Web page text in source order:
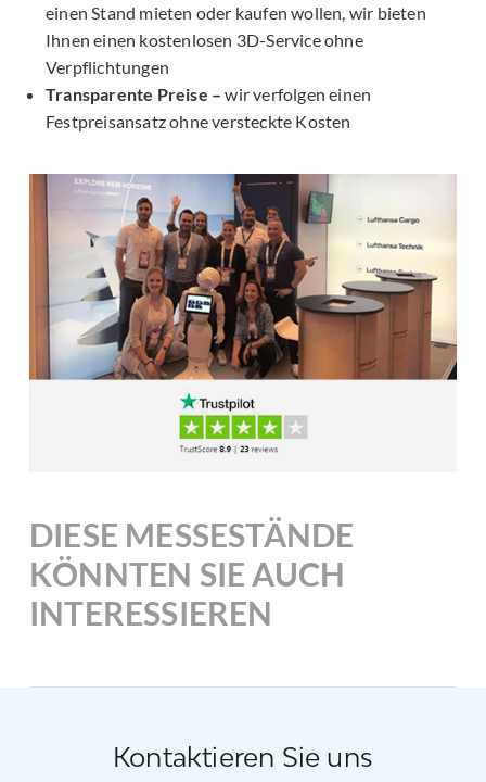
einen Stand mieten oder kaufen wollen, wir bieten
Ihnen einen kostenlosen 3D-Service ohne
Verpflichtungen
Transparente Preise – wir verfolgen einen
Festpreisansatz ohne versteckte Kosten
DIESE MESSESTÄNDE
KÖNNTEN SIE AUCH
INTERESSIEREN
Kontaktieren Sie uns